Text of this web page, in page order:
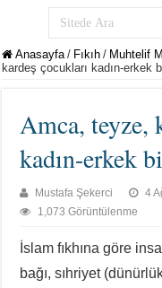
Anasayfa / Fıkıh / Muhtelif
kardeş çocukları kadın-erkek
Amca, teyze,
kadın-erkek
Mustafa Şekerci 4
1,073 Görüntülenme
İslam fıkhına göre
bağı, sıhriyet